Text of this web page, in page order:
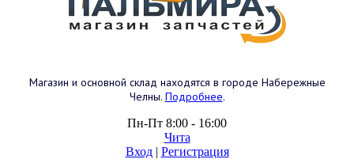
Магазин и основной склад находятся в городе Набережные
Челны. Подробнее.
Пн-Пт 8:00 - 16:00
Чита
Вход| Регистрация